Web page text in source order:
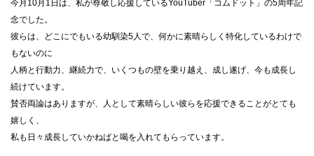
今月10月1日は、私が尊敬し応援しているYouTuber「コムドット」の5周年記
念でした。
彼らは、どこにでもいる幼馴染5人で、何かに素晴らしく特化しているわけで
もないのに
人柄と行動力、継続力で、いくつもの壁を乗り越え、成し遂げ、今も成長し
続けています。
賛否両論はありますが、人として素晴らしい彼らを応援できることがとても
嬉しく、
私も日々成長していかねばと喝を入れてもらっています。